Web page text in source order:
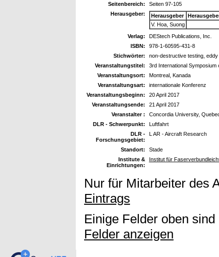
Seitenbereich:
Seiten 97-105
Herausgeber:
Herausgeber
V. Hoa, Suong
Verlag:
DEStech Publications, Inc.
ISBN:
978-1-60595-431-8
Stichwörter:
non-destructive testing,
Veranstaltungstitel:
3rd International Symposium
Veranstaltungsort:
Montreal, Kanada
Veranstaltungsart:
internationale Konferenz
Veranstaltungsbeginn:
20 April 2017
Veranstaltungsende:
21 April 2017
Veranstalter :
Concordia University,
DLR - Schwerpunkt:
Luftfahrt
DLR -
Forschungsgebiet:
L AR - Aircraft Research
Standort:
Stade
Institute &
Einrichtungen:
Institut für
Nur für Mitarbeiter des
Eintrags
Einige Felder oben
Felder anzeigen